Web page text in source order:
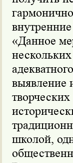
«Данное
выявление
школой,